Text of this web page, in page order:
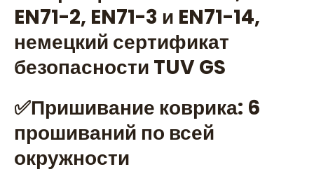
EN71-2, EN71-3 и EN71-14,
немецкий сертификат
безопасности TUV GS
✅Пришивание коврика: 6
прошиваний по всей
окружности